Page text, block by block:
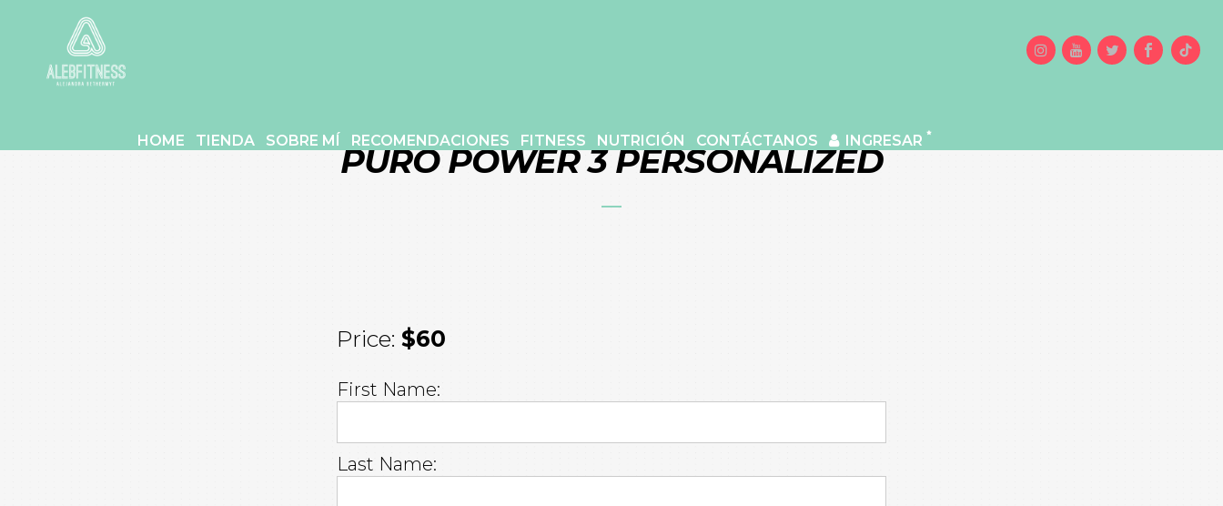
HOME TIENDA SOBRE MÍ RECOMENDACIONES FITNESS NUTRICIÓN CONTÁCTANOS INGRESAR
PURO POWER 3 PERSONALIZED
Price: $60
First Name:
Last Name: